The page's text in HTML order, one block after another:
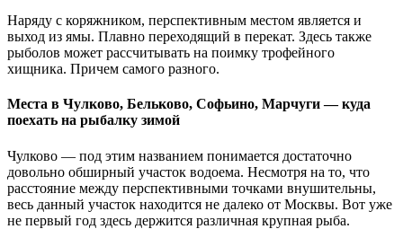
Наряду с коряжником, перспективным местом является и
выход из ямы. Плавно переходящий в перекат. Здесь также
рыболов может рассчитывать на поимку трофейного
хищника. Причем самого разного.
Места в Чулково, Бельково, Софьино, Марчуги — куда
поехать на рыбалку зимой
Чулково — под этим названием понимается достаточно
довольно обширный участок водоема. Несмотря на то, что
расстояние между перспективными точками внушительны,
весь данный участок находится не далеко от Москвы. Вот уже
не первый год здесь держится различная крупная рыба.